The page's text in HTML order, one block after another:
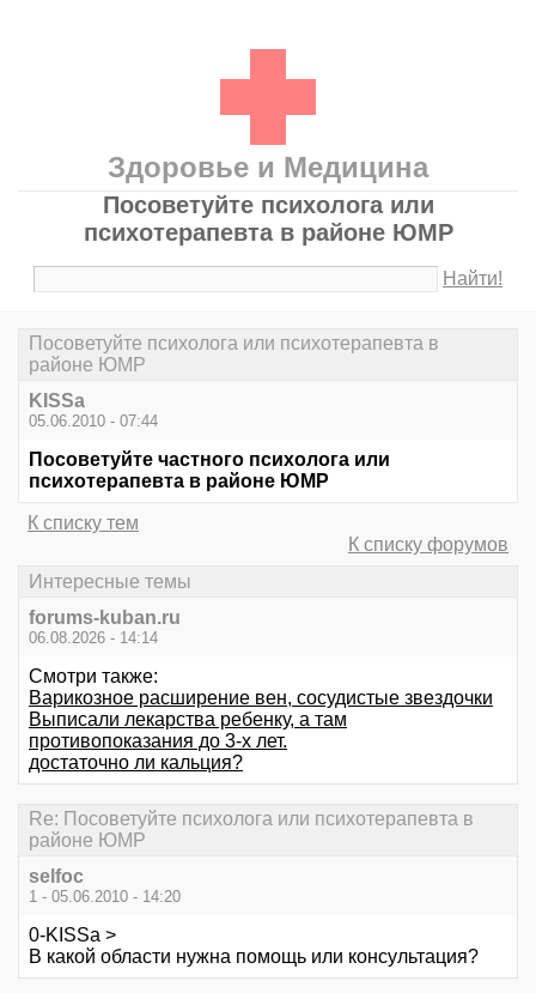
Здоровье и Медицина
Посоветуйте психолога или
психотерапевта в районе ЮМР
Найти!
Посоветуйте психолога или психотерапевта в
районе ЮМР
KISSa
05.06.2010 - 07:44
Посоветуйте частного психолога или
психотерапевта в районе ЮМР
К списку тем
К списку форумов
Интересные темы
forums-kuban.ru
06.08.2026 - 14:14
Смотри также:
Варикозное расширение вен, сосудистые звездочки
Выписали лекарства ребенку, а там
противопоказания до 3-х лет.
достаточно ли кальция?
Re: Посоветуйте психолога или психотерапевта в
районе ЮМР
selfoc
1 - 05.06.2010 - 14:20
0-KISSa >
В какой области нужна помощь или консультация?